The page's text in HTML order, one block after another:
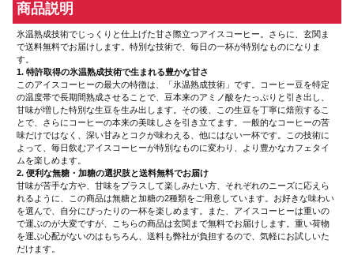
商品説明
氷温熟成技術でじっくりと仕上げた甘さ際立つアイスコーヒー。さらに、玄関ま
で送料無料でお届けします。特別な技術で、毎日の一杯が特別なものになりま
す。
1. 特許取得の氷温熟成技術で生まれる豊かな甘さ
このアイスコーヒーの最大の特徴は、「氷温熟成技術」です。コーヒー豆を特定
の温度帯で長期間熟成させることで、豆本来のアミノ酸をたっぷりと引き出し、
甘味が増した特別な生豆を生み出します。その後、この生豆を丁寧に焙煎するこ
とで、さらにコーヒーの本来の美味しさを引き立てます。一般的なコーヒーの苦
味だけではなく、深い甘みとコクが味わえる、他にはない一杯です。この技術に
よって、毎日飲むアイスコーヒーが特別なものに変わり、より豊かなカフェタイ
ムを楽しめます。
2. 便利な無糖・加糖の選択肢と送料無料でお届け
甘味が苦手な方や、甘味をプラスして楽しみたい方、それぞれのニーズに応えら
れるように、この商品は無糖と加糖の2種類をご用意しています。お好きな味わい
を選んで、自分にぴったりの一杯を楽しめます。また、アイスコーヒーは重いの
で運ぶのが大変ですが、こちらの商品は玄関まで無料でお届けします。重い荷物
を運ぶ心配がないのはもちろん、送料も弊社が負担するので、気軽にお試しいた
だけます。